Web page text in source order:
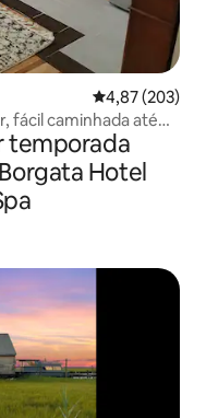
4,87 de uma
4,87 (203)
fácil caminhada até
temporada
Hotel